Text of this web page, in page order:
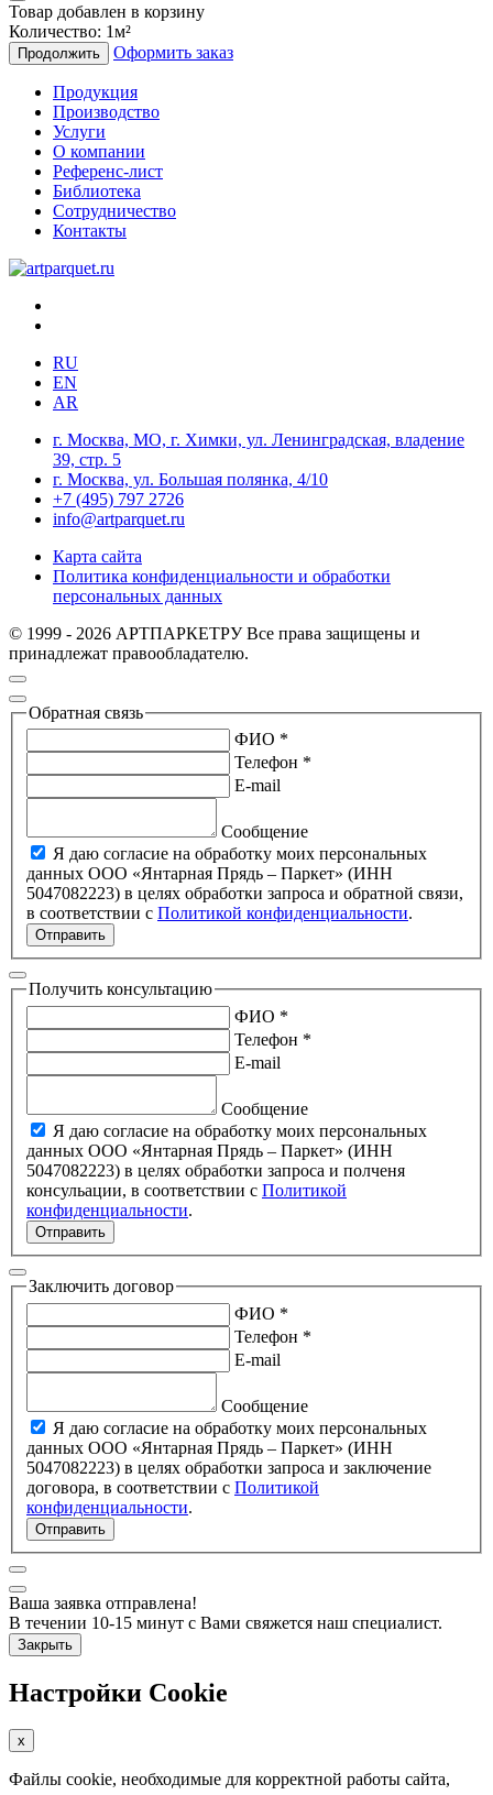
Товар добавлен в корзину
Количество: 1м²
Продолжить Оформить заказ
Продукция
Производство
Услуги
О компании
Референс-лист
Библиотека
Сотрудничество
Контакты
RU
EN
AR
г. Москва, МО, г. Химки, ул. Ленинградская, владение
39, стр. 5
г. Москва, ул. Большая полянка, 4/10
+7 (495) 797 2726
info@artparquet.ru
Карта сайта
Политика конфиденциальности и обработки
персональных данных
© 1999 - 2026 АРТПАРКЕТРУ Все права защищены и
принадлежат правообладателю.
Обратная связь
ФИО *
Телефон *
E-mail
Сообщение
Я даю согласие на обработку моих персональных
данных ООО «Янтарная Прядь – Паркет» (ИНН
5047082223) в целях обработки запроса и обратной связи,
в соответствии с Политикой конфиденциальности.
Отправить
Получить консультацию
ФИО *
Телефон *
E-mail
Сообщение
Я даю согласие на обработку моих персональных
данных ООО «Янтарная Прядь – Паркет» (ИНН
5047082223) в целях обработки запроса и полченя
консульации, в соответствии с Политикой
конфиденциальности.
Отправить
Заключить договор
ФИО *
Телефон *
E-mail
Сообщение
Я даю согласие на обработку моих персональных
данных ООО «Янтарная Прядь – Паркет» (ИНН
5047082223) в целях обработки запроса и заключение
договора, в соответствии с Политикой
конфиденциальности.
Отправить
Ваша заявка отправлена!
В течении 10-15 минут с Вами свяжется наш специалист.
Закрыть
Настройки Cookie
x
Файлы cookie, необходимые для корректной работы сайта,